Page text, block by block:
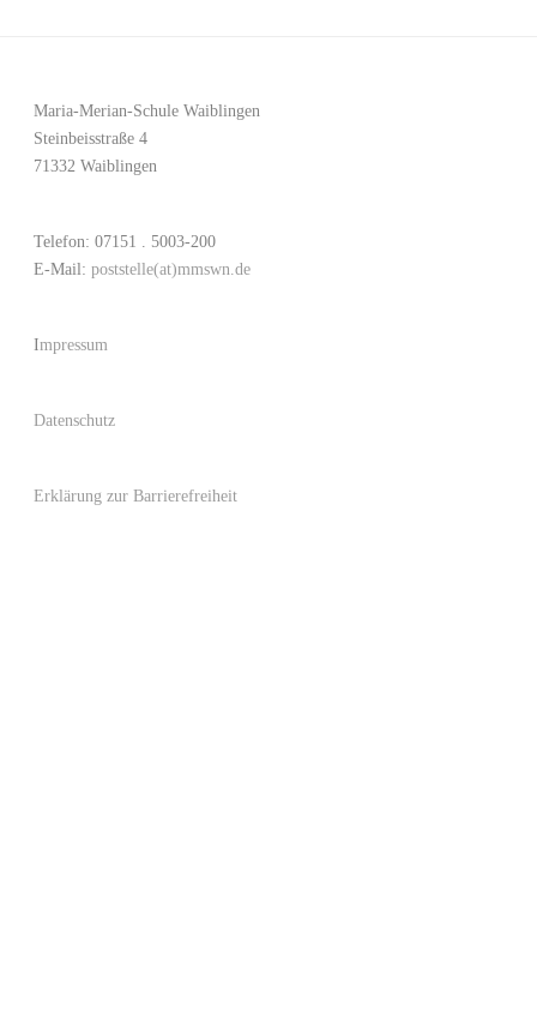
Maria-Merian-Schule Waiblingen
Steinbeisstraße 4
71332 Waiblingen
Telefon: 07151 . 5003-200
E-Mail:poststelle(at)mmswn.de
Impressum
Datenschutz
Erklärung zur Barrierefreiheit